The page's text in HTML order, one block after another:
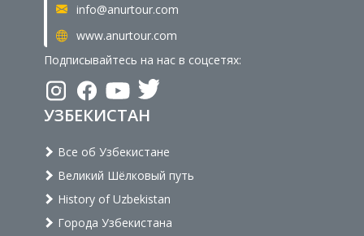
info@anurtour.com
www.anurtour.com
Подписывайтесь на нас в соцсетях:
УЗБЕКИСТАН
Все об Узбекистане
Великий Шёлковый путь
History of Uzbekistan
Города Узбекистана